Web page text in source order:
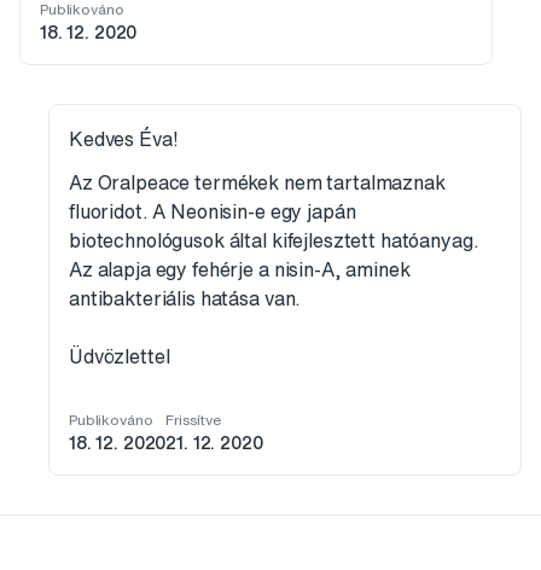
Publikováno
18. 12. 2020
Kedves Éva!
Az Oralpeace termékek nem tartalmaznak
fluoridot. A Neonisin-e egy japán
biotechnológusok által kifejlesztett hatóanyag.
Az alapja egy fehérje a nisin-A, aminek
antibakteriális hatása van.
Üdvözlettel
Publikováno
18. 12. 2020
Frissítve
21. 12. 2020